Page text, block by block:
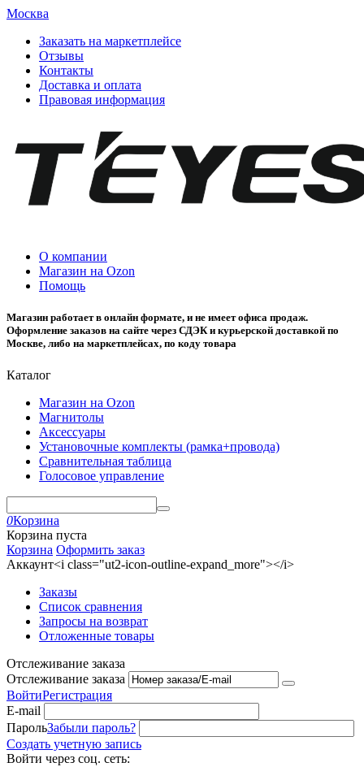
Москва
Заказать на маркетплейсе
Отзывы
Контакты
Доставка и оплата
Правовая информация
О компании
Магазин на Ozon
Помощь
Магазин работает в онлайн формате, и не имеет офиса продаж.
Оформление заказов на сайте через СДЭК и курьерской доставкой по
Москве, либо на маркетплейсах, по коду товара
Каталог
Магазин на Ozon
Магнитолы
Аксессуары
Установочные комплекты (рамка+провода)
Сравнительная таблица
Голосовое управление
0Корзина
Корзина пуста
Корзина Оформить заказ
Аккаунт<i class="ut2-icon-outline-expand_more"></i>
Заказы
Список сравнения
Запросы на возврат
Отложенные товары
Отслеживание заказа
Отслеживание заказа
ВойтиРегистрация
E-mail
ПарольЗабыли пароль?
Создать учетную запись
Войти через соц. сеть: